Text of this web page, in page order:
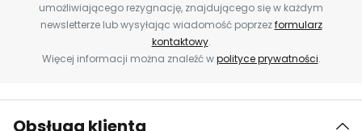
umożliwiającego rezygnację, znajdującego się w każdym
newsletterze lub wysyłając wiadomość poprzezformularz
kontaktowy.
Więcej informacji można znaleźć wpolityce prywatności.
Obsługa klienta